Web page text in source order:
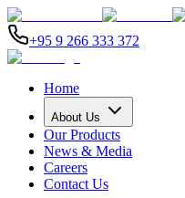
+95 9 266 333 372
Home
About Us
Our Products
News & Media
Careers
Contact Us